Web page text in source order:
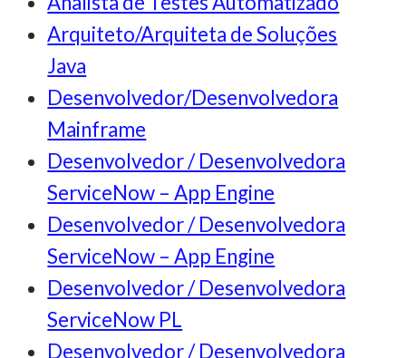
Arquiteto/Arquiteta de Soluções
Java
Desenvolvedor/Desenvolvedora
Mainframe
Desenvolvedor / Desenvolvedora
ServiceNow – App Engine
Desenvolvedor / Desenvolvedora
ServiceNow – App Engine
Desenvolvedor / Desenvolvedora
ServiceNow PL
Desenvolvedor / Desenvolvedora